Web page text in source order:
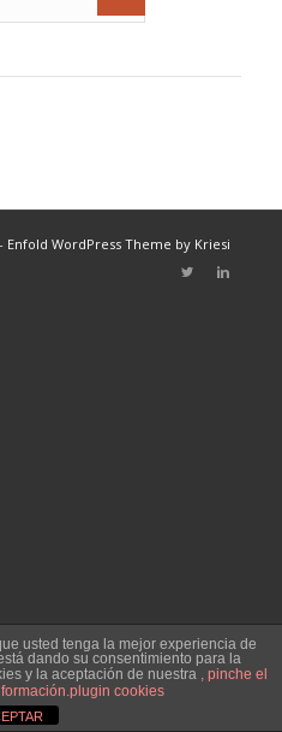
Enfold WordPress Theme by Kriesi
usted tenga la mejor experiencia de
dando su consentimiento para la
y la aceptación de nuestra , pinche el
plugin cookies